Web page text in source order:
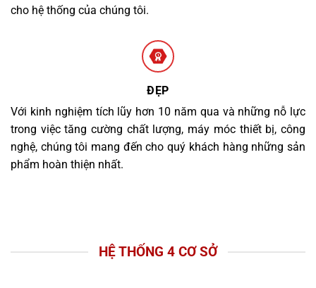
cho hệ thống của chúng tôi.
ĐẸP
Với kinh nghiệm tích lũy hơn 10 năm qua và những nỗ lực
trong việc tăng cường chất lượng, máy móc thiết bị, công
nghệ, chúng tôi mang đến cho quý khách hàng những sản
phẩm hoàn thiện nhất.
HỆ THỐNG 4 CƠ SỞ